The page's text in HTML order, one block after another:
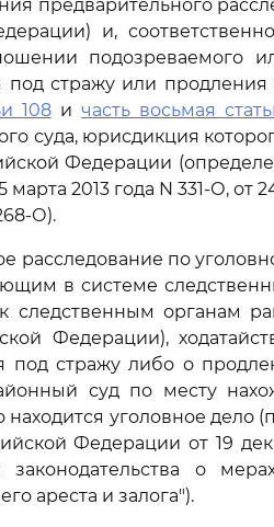
предварительного
и,
подозреваемого
стражу или
108ичасть восьмая
суда, юрисдикция
Федерации
2013 года N 331-О, от
О).
расследование по
в системе
органам
Федерации),
под стражу либо о
суд по месту
находится уголовное дело
Федерации от 19
о
ареста и залога").